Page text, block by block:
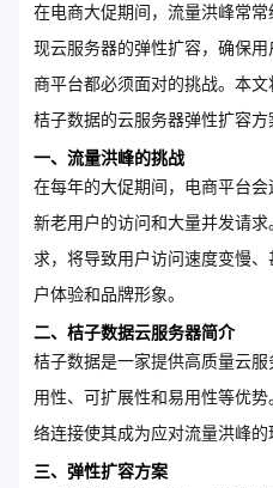
在电商大促期间，流量洪峰常
现云服务器的弹性扩容，确保
商平台都必须面对的挑战。本
桔子数据的云服务器弹性扩容方
一、流量洪峰的挑战
在每年的大促期间，电商平台
新老用户的访问和大量并发请
求，将导致用户访问速度变慢
户体验和品牌形象。
二、桔子数据云服务器简介
桔子数据是一家提供高质量云
用性、可扩展性和易用性等优
络连接使其成为应对流量洪峰的
三、弹性扩容方案